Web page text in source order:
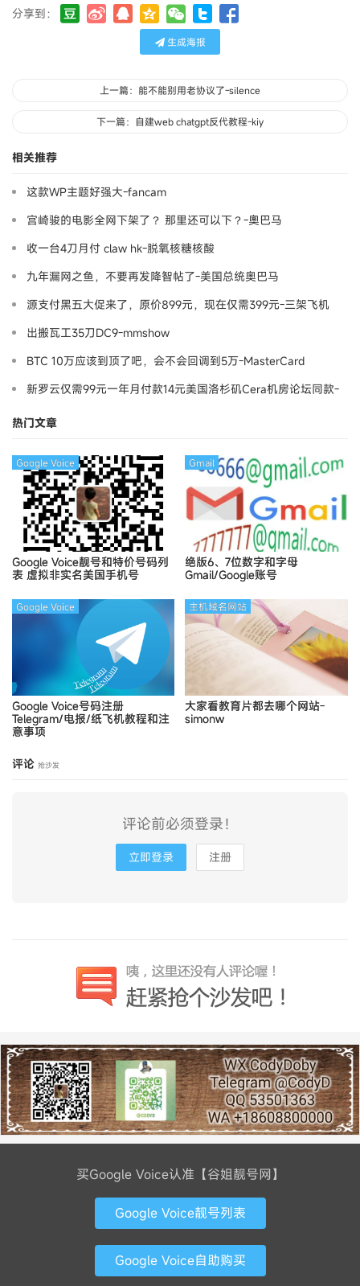
分享到：
生成海报
上一篇：能不能别用老协议了-silence
下一篇：自建web chatgpt反代教程-kiy
相关推荐
这款WP主题好强大-fancam
宫崎骏的电影全网下架了？ 那里还可以下？-奧巴马
收一台4刀月付 claw hk-脱氧核糖核酸
九年漏网之鱼，不要再发降智帖了-美国总统奥巴马
源支付黑五大促来了，原价899元，现在仅需399元-三架飞机
出搬瓦工35刀DC9-mmshow
BTC 10万应该到顶了吧，会不会回调到5万-MasterCard
新罗云仅需99元一年月付款14元美国洛杉矶Cera机房论坛同款-
热门文章
Google Voice靓号和特价号码列
表 虚拟非实名美国手机号
Google Voice
绝版6、7位数字和字母
Gmail/Google账号
Gmail
Google Voice号码注册
Telegram/电报/纸飞机教程和注
意事项
Google Voice
大家看教育片都去哪个网站-
simonw
主机域名网站
评论 抢沙发
评论前必须登录！
立即登录 注册
买Google Voice认准【谷姐靓号网】
Google Voice靓号列表
Google Voice自助购买